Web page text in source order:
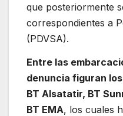
que posteriormente
correspondientes a
(PDVSA).
Entre las
denuncia figuran
BT Alsatatir, BT
BT EMA, los cuales